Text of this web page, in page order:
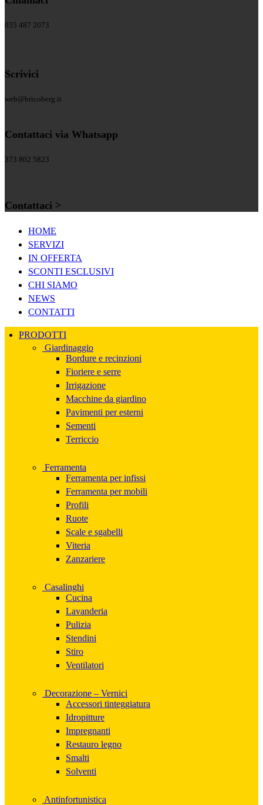
035 487 2073
Scrivici
web@bricoberg.it
Contattaci via Whatsapp
373 802 5823
Contattaci >
HOME
SERVIZI
IN OFFERTA
SCONTI ESCLUSIVI
CHI SIAMO
NEWS
CONTATTI
PRODOTTI
Giardinaggio
Bordure e recinzioni
Fioriere e serre
Irrigazione
Macchine da giardino
Pavimenti per esterni
Sementi
Terriccio
Ferramenta
Ferramenta per infissi
Ferramenta per mobili
Profili
Ruote
Scale e sgabelli
Viteria
Zanzariere
Casalinghi
Cucina
Lavanderia
Pulizia
Stendini
Stiro
Ventilatori
Decorazione – Vernici
Accessori tinteggiatura
Idropitture
Impregnanti
Restauro legno
Smalti
Solventi
Antinfortunistica